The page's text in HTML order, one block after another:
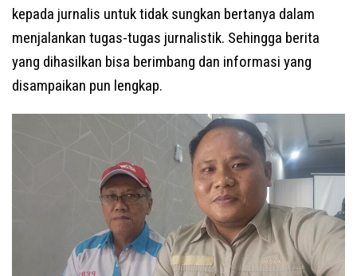
kepada jurnalis untuk tidak sungkan bertanya dalam
menjalankan tugas-tugas jurnalistik. Sehingga berita
yang dihasilkan bisa berimbang dan informasi yang
disampaikan pun lengkap.